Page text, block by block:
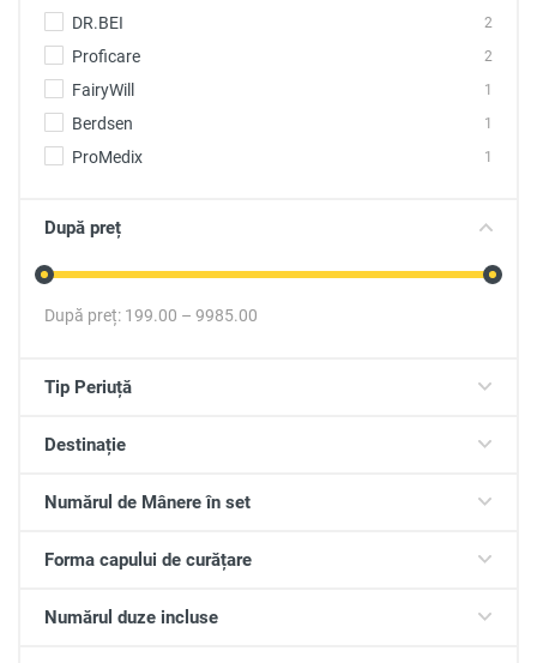
DR.BEI 2
Proficare 2
FairyWill 1
Berdsen 1
ProMedix 1
După preț
După preț: 199.00 – 9985.00
Tip Periuță
Destinație
Numărul de Mânere în set
Forma capului de curățare
Numărul duze incluse